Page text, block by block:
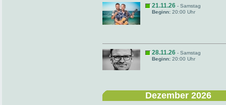
21.11.26 - Samstag
Beginn: 20:00 Uhr
28.11.26 - Samstag
Beginn: 20:00 Uhr
Dezember 2026